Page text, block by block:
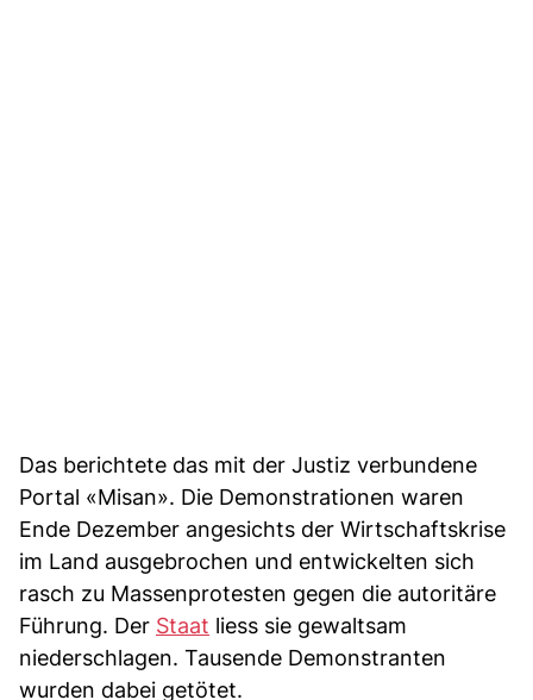
Das berichtete das mit der Justiz verbundene
Portal «Misan». Die Demonstrationen waren
Ende Dezember angesichts der Wirtschaftskrise
im Land ausgebrochen und entwickelten sich
rasch zu Massenprotesten gegen die autoritäre
Führung. Der Staat liess sie gewaltsam
niederschlagen. Tausende Demonstranten
wurden dabei getötet.